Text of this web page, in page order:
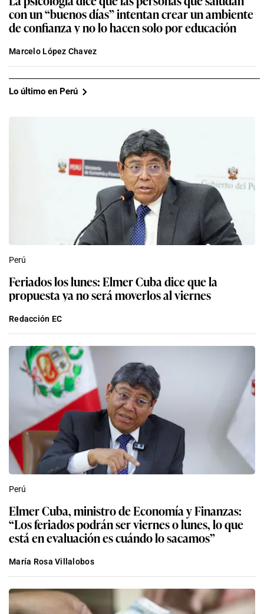
con un “buenos días” intentan crear un ambiente
de confianza y no lo hacen solo por educación
Marcelo López Chavez
Lo último en Perú
Perú
Feriados los lunes: Elmer Cuba dice que la
propuesta ya no será moverlos al viernes
Redacción EC
Perú
Elmer Cuba, ministro de Economía y Finanzas:
“Los feriados podrán ser viernes o lunes, lo que
está en evaluación es cuándo lo sacamos”
María Rosa Villalobos